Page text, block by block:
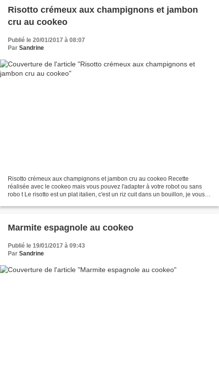
Risotto crémeux aux champignons et jambon
cru au cookeo
Publié le 20/01/2017 à 08:07
Par Sandrine
Risotto crémeux aux champignons et jambon cru au cookeo Recette
réalisée avec le cookeo mais vous pouvez l'adapter à votre robot ou sans
robo t Le risotto est un plat italien, c'est un riz cuit dans un bouillon, je vous
Marmite espagnole au cookeo
Publié le 19/01/2017 à 09:43
Par Sandrine